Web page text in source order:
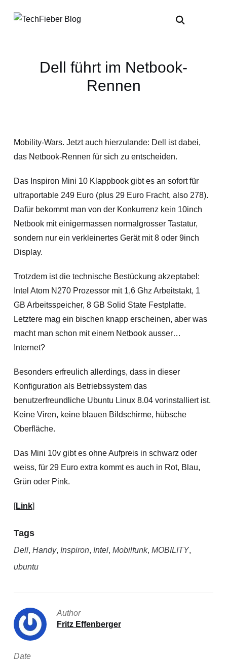
Dell führt im Netbook-
Rennen
Mobility-Wars. Jetzt auch hierzulande: Dell ist dabei,
das Netbook-Rennen für sich zu entscheiden.
Das Inspiron Mini 10 Klappbook gibt es an sofort für
ultraportable 249 Euro (plus 29 Euro Fracht, also 278).
Dafür bekommt man von der Konkurrenz kein 10inch
Netbook mit einigermassen normalgrosser Tastatur,
sondern nur ein verkleinertes Gerät mit 8 oder 9inch
Display.
Trotzdem ist die technische Bestückung akzeptabel:
Intel Atom N270 Prozessor mit 1,6 Ghz Arbeitstakt, 1
GB Arbeitsspeicher, 8 GB Solid State Festplatte.
Letztere mag ein bischen knapp erscheinen, aber was
macht man schon mit einem Netbook ausser…
Internet?
Besonders erfreulich allerdings, dass in dieser
Konfiguration als Betriebssystem das
benutzerfreundliche Ubuntu Linux 8.04 vorinstalliert ist.
Keine Viren, keine blauen Bildschirme, hübsche
Oberfläche.
Das Mini 10v gibt es ohne Aufpreis in schwarz oder
weiss, für 29 Euro extra kommt es auch in Rot, Blau,
Grün oder Pink.
[Link]
Tags
Dell, Handy, Inspiron, Intel, Mobilfunk, MOBILITY,
ubuntu
Author
Fritz Effenberger
Date